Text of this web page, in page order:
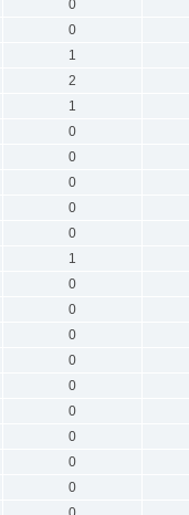
0
0
1
2
1
0
0
0
0
0
1
0
0
0
0
0
0
0
0
0